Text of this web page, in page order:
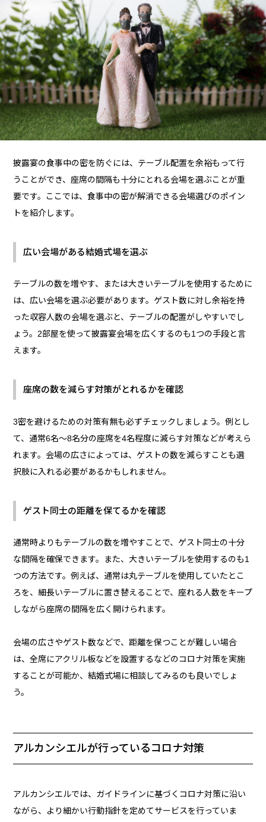
披露宴の食事中の密を防ぐには、テーブル配置を余裕もって行
うことができ、座席の間隔も十分にとれる会場を選ぶことが重
要です。ここでは、食事中の密が解消できる会場選びのポイン
トを紹介します。
広い会場がある結婚式場を選ぶ
テーブルの数を増やす、または大きいテーブルを使用するために
は、広い会場を選ぶ必要があります。ゲスト数に対し余裕を持
った収容人数の会場を選ぶと、テーブルの配置がしやすいでし
ょう。2部屋を使って披露宴会場を広くするのも1つの手段と言
えます。
座席の数を減らす対策がとれるかを確認
3密を避けるための対策有無も必ずチェックしましょう。例とし
て、通常6名～8名分の座席を4名程度に減らす対策などが考えら
れます。会場の広さによっては、ゲストの数を減らすことも選
択肢に入れる必要があるかもしれません。
ゲスト同士の距離を保てるかを確認
通常時よりもテーブルの数を増やすことで、ゲスト同士の十分
な間隔を確保できます。また、大きいテーブルを使用するのも1
つの方法です。例えば、通常は丸テーブルを使用していたとこ
ろを、細長いテーブルに置き替えることで、座れる人数をキープ
しながら座席の間隔を広く開けられます。
会場の広さやゲスト数などで、距離を保つことが難しい場合
は、全席にアクリル板などを設置するなどのコロナ対策を実施
することが可能か、結婚式場に相談してみるのも良いでしょ
う。
アルカンシエルが行っているコロナ対策
アルカンシエルでは、ガイドラインに基づくコロナ対策に沿い
ながら、より細かい行動指針を定めてサービスを行っていま